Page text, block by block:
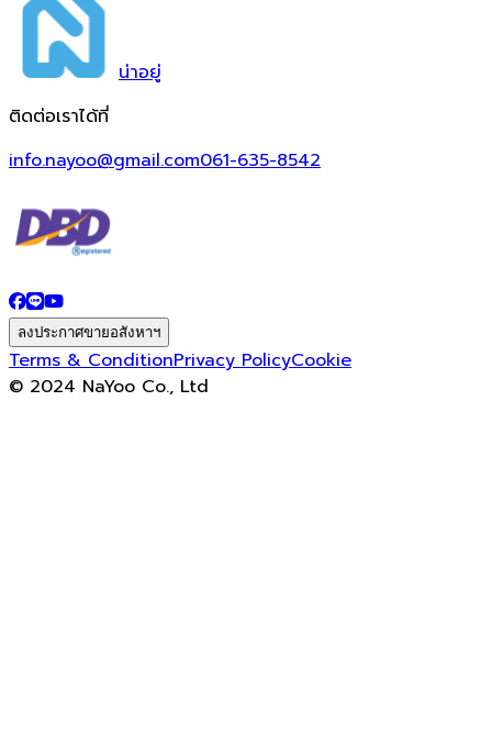
น่าอยู่
ติดต่อเราได้ที่
info.nayoo@gmail.com061-635-8542
ลงประกาศขายอสังหาฯ
Terms & ConditionPrivacy PolicyCookie
© 2024 NaYoo Co., Ltd